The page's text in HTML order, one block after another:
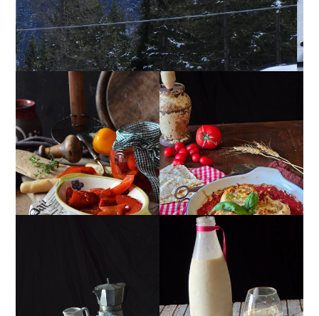
PEPERONI ALLA
PIEMONTESE
GIRANDOLE DI
RICOTTA
MUG CAKE AL
CIOCCOLATO
MANDORLITO